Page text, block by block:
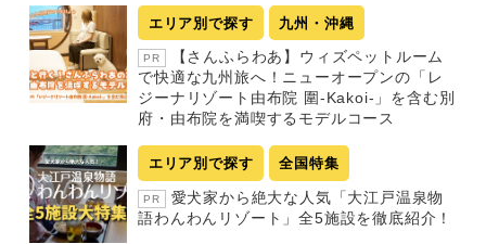
エリア別で探す 九州・沖縄
PR
【さんふらわあ】ウィズペットルーム
で快適な九州旅へ！ニューオープンの「レ
ジーナリゾート由布院 圍-Kakoi-」を含む別
府・由布院を満喫するモデルコース
エリア別で探す 全国特集
PR
愛犬家から絶大な人気「大江戸温泉物
語わんわんリゾート」全5施設を徹底紹介！